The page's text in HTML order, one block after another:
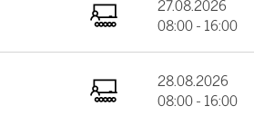
08:00 - 16:00
28.08.2026
08:00 - 16:00